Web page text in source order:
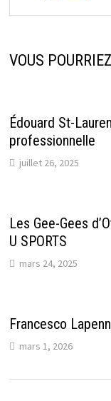
VOUS
Édouard St-
professionnelle
juillet 26, 2025
Les Gee-Gees
U SPORTS
mars 24, 2025
Francesco
mars 1, 2026